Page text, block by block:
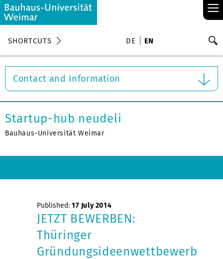
≡
SHORTCUTS DE EN
Contact and Information
Startup-hub neudeli
Bauhaus-Universität Weimar
Published: 17 July 2014
JETZT BEWERBEN:
Thüringer
Gründungsideenwettbewerb